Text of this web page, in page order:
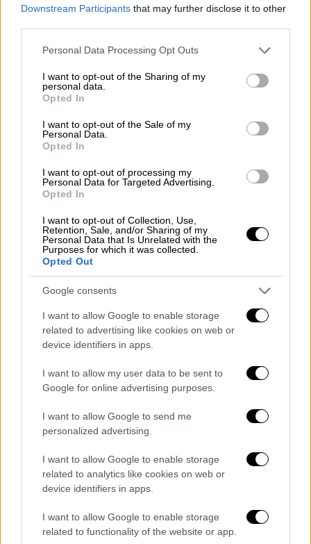
Downstream Participants that may further disclose it to other
Please note that this website/app uses one or more Google
not limited to your visit or usage behaviour. You may click to
grant or deny consent to Google and its third-party tags to
use your data for below specified purposes in below Google
consent section.
Personal Data Processing Opt Outs
I want to opt-out of the Sharing of my
personal data.
Opted In
I want to opt-out of the Sale of my
Personal Data.
Opted In
I want to opt-out of processing my
Personal Data for Targeted Advertising.
Opted In
I want to opt-out of Collection, Use,
Retention, Sale, and/or Sharing of my
Personal Data that Is Unrelated with the
Purposes for which it was collected.
Opted Out
Google consents
I want to allow Google to enable storage
related to advertising like cookies on web or
device identifiers in apps.
I want to allow my user data to be sent to
Google for online advertising purposes.
I want to allow Google to send me
personalized advertising.
I want to allow Google to enable storage
related to analytics like cookies on web or
device identifiers in apps.
I want to allow Google to enable storage
related to functionality of the website or app.
Η παρουσία της αλβανικής αστυνομίας είναι
κάτι παραπάνω από διακριτική. Αστυνομικός
δεν υπάρχει μέχρι αυτή τη στιγμή στο χωριό,
αλλά ούτε και στο δρόμο που οδηγεί σε
αυτόν. Προβλήματα και καθυστερήσεις
σημειώνονται μόνο στα σύνορα.
video
Μέχρι στιγμής δεν επιτράπηκε η είσοδος σε
δύο λεωφορεία, με το πρόσχημα ότι οι
επιβάτες τους μπορεί να δημιουργούσαν
προβλήματα κατά τη διάρκεια της κηδείας.